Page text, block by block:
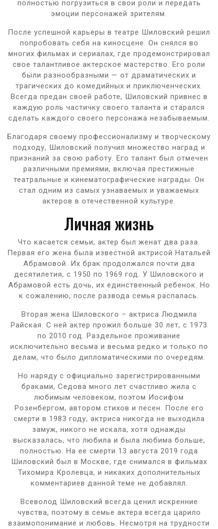
полностью погрузиться в свои роли и передать
эмоции персонажей зрителям.
После успешной карьеры в театре Шиловский решил
попробовать себя на киносцене. Он снялся во
многих фильмах и сериалах, где продемонстрировал
свое талантливое актерское мастерство. Его роли
были разнообразными — от драматических и
трагических до комедийных и приключенческих.
Всегда предан своей работе, Шиловский привнес в
каждую роль частичку своего таланта и старался
сделать каждого своего персонажа незабываемым.
Благодаря своему профессионализму и творческому
подходу, Шиловский получил множество наград и
признаний за свою работу. Его талант был отмечен
различными премиями, включая престижные
театральные и кинематографические награды. Он
стал одним из самых узнаваемых и уважаемых
актеров в отечественной культуре.
Личная жизнь
Что касается семьи, актер был женат два раза.
Первая его жена была известной актрисой Натальей
Абрамовой. Их брак продолжался почти два
десятилетия, с 1950 по 1969 год. У Шиловского и
Абрамовой есть дочь, их единственный ребенок. Но
к сожалению, после развода семья распалась.
Вторая жена Шиловского – актриса Людмила
Райская. С ней актер прожил больше 30 лет, с 1973
по 2010 год. Раздельное проживание
исключительно весьма и весьма редко и только по
делам, что было дипломатическими по очередям.
Но наряду с официально зарегистрированными
браками, Седова много лет счастливо жила с
любимым человеком, поэтом Иосифом
Розенбергом, автором стихов и песен. После его
смерти в 1983 году, актриса никогда не выходила
замуж, никого не искала, хотя однажды
высказалась, что любила и была любима больше,
полностью. На ее смерти 13 августа 2019 года
Шиловский был в Москве, где снимался в фильмах
Тихомира Кролевца, и никаких дополнительных
комментариев данной теме не добавлял.
Всеволод Шиловский всегда ценил искренние
чувства, поэтому в семье актера всегда царило
взаимопонимание и любовь. Несмотря на трудности